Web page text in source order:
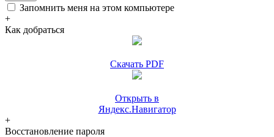
Запомнить меня на этом компьютере
+
Как добраться
Скачать PDF
Открыть в
Яндекс.Навигатор
+
Восстановление пароля